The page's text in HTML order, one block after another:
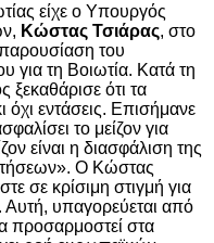
είχε ο Υπουργός
Κώστας Τσιάρας, στο
του
για τη Βοιωτία. Κατά τη
ότι τα
όχι εντάσεις. Επισήμανε
το μείζον για
είναι η διασφάλιση της
Ο Κώστας
σε κρίσιμη στιγμή για
Αυτή, υπαγορεύεται από
προσαρμοστεί στα